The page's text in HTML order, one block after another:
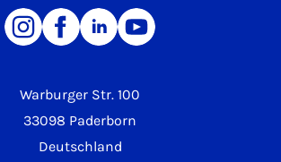
Warburger Str. 100
33098 Paderborn
Deutschland